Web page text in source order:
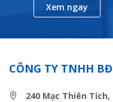
Xem ngay
CÔNG TY TNHH
240 Mạc Thiên